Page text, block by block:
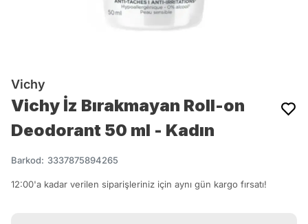
Vichy
Vichy İz Bırakmayan Roll-on
Deodorant 50 ml - Kadın
Barkod: 3337875894265
12:00'a kadar verilen siparişleriniz için aynı gün kargo fırsatı!